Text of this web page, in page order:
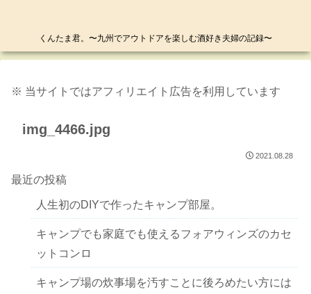
くんたま君。〜九州でアウトドアを楽しむ酒好き夫婦の記録〜
※ 当サイトではアフィリエイト広告を利用しています
img_4466.jpg
2021.08.28
最近の投稿
人生初のDIYで作ったキャンプ部屋。
キャンプでも家庭でも使えるフォアウィンズのカセ
ットコンロ
キャンプ場の炊事場を汚すことに後ろめたい方には